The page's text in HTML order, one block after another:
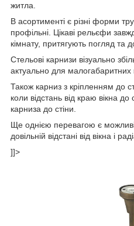
житла.
В асортименті є різні форми
профільні. Цікаві рельєфи
кімнату, притягують погляд та
Стельові карнизи візуально
актуально для малогабаритних
Також карниз з кріпленням до
коли відстань від краю вікна
карниза до стіни.
Ще однією перевагою є
довільній відстані від вікна і
]]>